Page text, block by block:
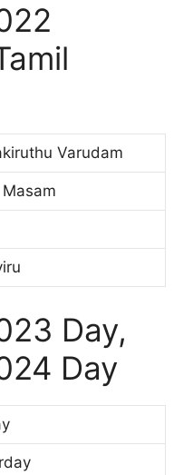
Varudam
Day,
Day